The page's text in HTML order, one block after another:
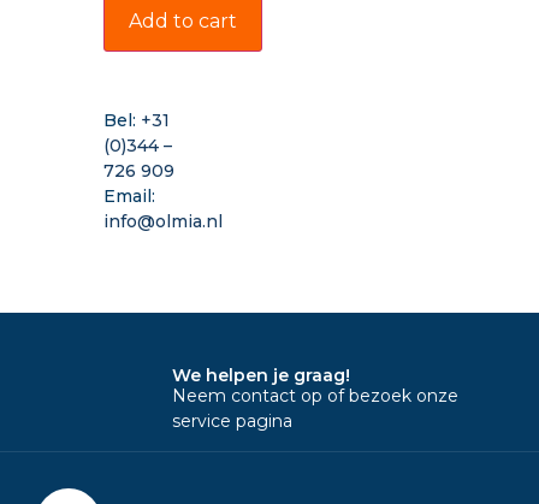
Add to cart
Bel: +31
(0)344 –
726 909
Email:
info@olmia.nl
We helpen je graag!
Neem contact op of bezoek onze
service pagina